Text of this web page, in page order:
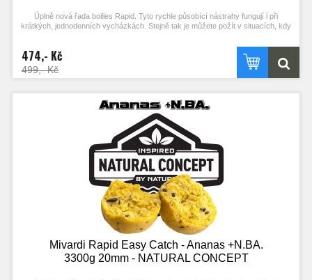
Úplně nová řada boilies Rapid. Tyto rychle působící nástrahy fungují i při
krátkých, jednodenních vycházkách. Stejně tak je můžete požít v situacích, kdy
podporuje práci ve studené vodě. Kvalitní esence a výrazné barvy zajišťují
vysokou atraktivitu i bez použití boosterů. Optimální konzistence a použití R-
FACTORu umožňují snadné nastražení (propíchnutí) a zároveň velkou výdrž.
474,- Kč
499,- Kč
Mivardi Rapid Easy Catch - Ananas +N.BA.
3300g 20mm - NATURAL CONCEPT